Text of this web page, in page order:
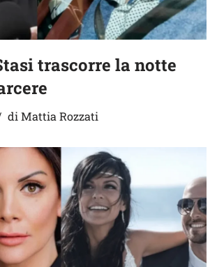
trascorre la notte
di Mattia Rozzati